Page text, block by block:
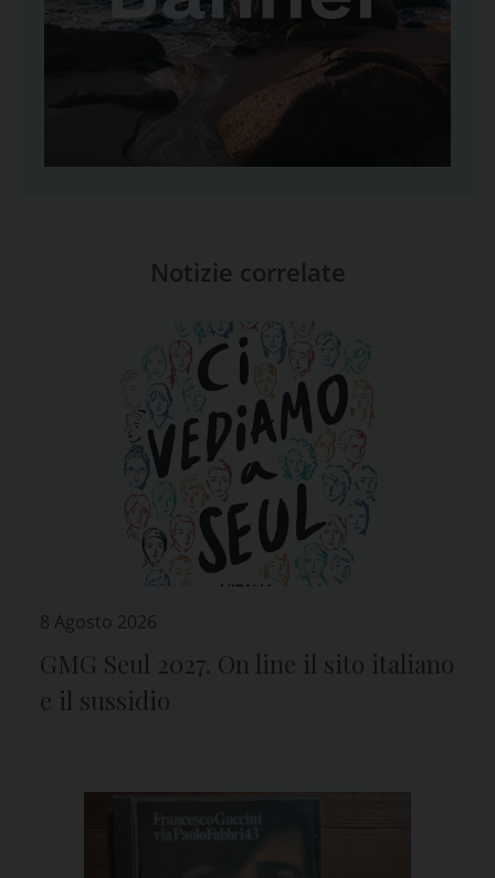
Notizie correlate
8 Agosto 2026
GMG Seul 2027. On line il sito italiano
e il sussidio